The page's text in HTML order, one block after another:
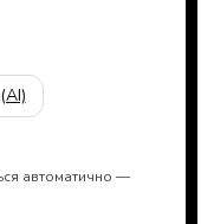
автоматично —